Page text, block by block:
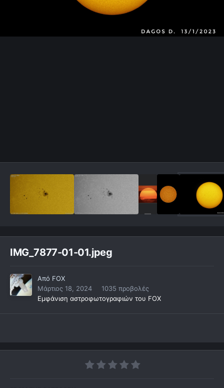
IMG_7877-01-01.jpeg
Από FOX
Μάρτιος 18, 2024
1035 προβολές
Εμφάνιση αστροφωτογραφιών του FOX